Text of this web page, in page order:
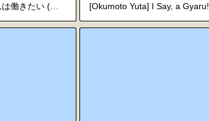
[Okumoto Yuta] I Say, a Gyaru!